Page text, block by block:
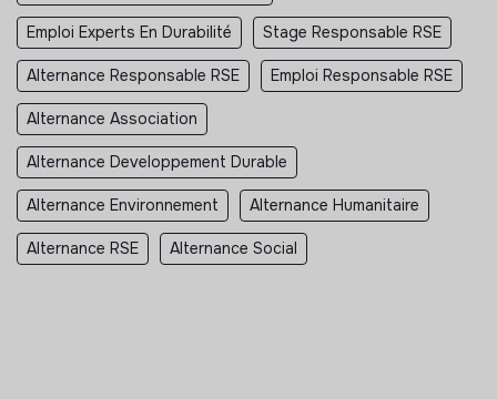
Emploi Experts En Durabilité Stage Responsable RSE
Alternance Responsable RSE Emploi Responsable RSE
Alternance Association
Alternance Developpement Durable
Alternance Environnement Alternance Humanitaire
Alternance RSE Alternance Social